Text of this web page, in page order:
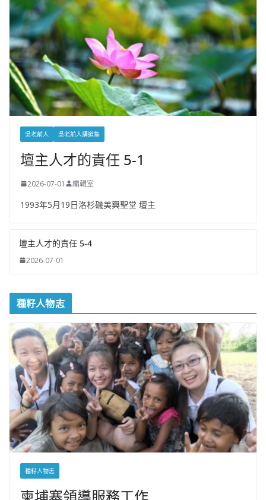
吳老前人 吳老前人講道集
壇主人才的責任 5-1
2026-07-01 編輯室
1993年5月19日洛杉磯美興聖堂 壇主
壇主人才的責任 5-4
2026-07-01
種籽人物志
種籽人物志